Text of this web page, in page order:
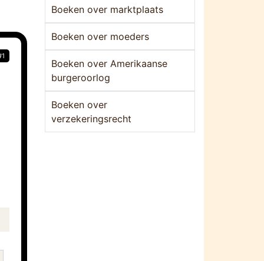
Boeken over marktplaats
Boeken over moeders
Boeken over Amerikaanse
burgeroorlog
Boeken over
verzekeringsrecht